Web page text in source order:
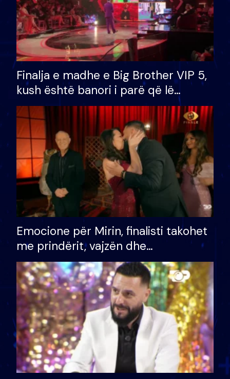
Finalja e madhe e Big Brother VIP 5,
kush është banori i parë që lë
shtëpinë dhe humb mundësinë për
të fituar çmimin e madh
Emocione për Mirin, finalisti takohet
me prindërit, vajzën dhe
bashkëshorten: S’kemi ndonjë letër
divorci apo jo?